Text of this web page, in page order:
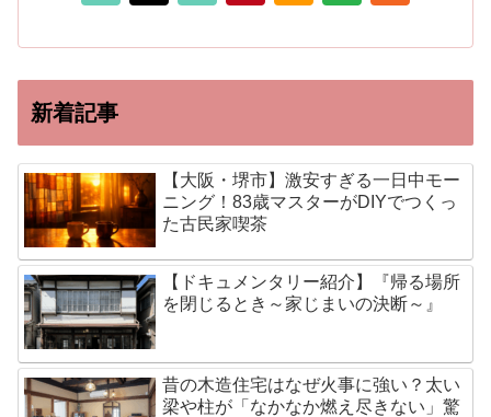
新着記事
【大阪・堺市】激安すぎる一日中モー
ニング！83歳マスターがDIYでつくっ
た古民家喫茶
【ドキュメンタリー紹介】『帰る場所
を閉じるとき～家じまいの決断～』
昔の木造住宅はなぜ火事に強い？太い
梁や柱が「なかなか燃え尽きない」驚